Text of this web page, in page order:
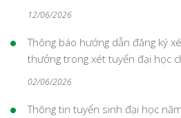
12/06/2026
Thông báo hướng dẫn đăng ký
thưởng trong xét tuyển đại học
02/06/2026
Thông tin tuyển sinh đại học